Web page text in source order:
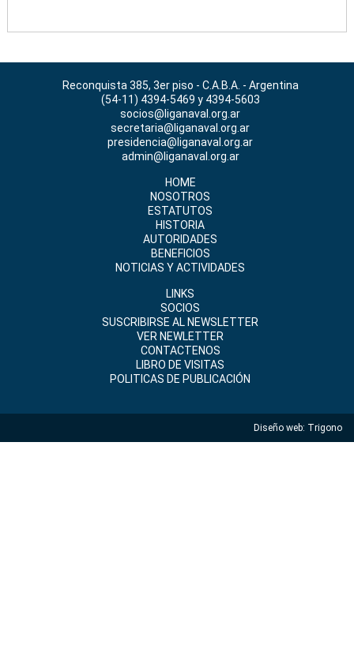
Reconquista 385, 3er piso - C.A.B.A. - Argentina
(54-11) 4394-5469 y 4394-5603
socios@liganaval.org.ar
secretaria@liganaval.org.ar
presidencia@liganaval.org.ar
admin@liganaval.org.ar
HOME
NOSOTROS
ESTATUTOS
HISTORIA
AUTORIDADES
BENEFICIOS
NOTICIAS Y ACTIVIDADES
LINKS
SOCIOS
SUSCRIBIRSE AL NEWSLETTER
VER NEWLETTER
CONTACTENOS
LIBRO DE VISITAS
POLITICAS DE PUBLICACIÓN
Diseño web: Trigono